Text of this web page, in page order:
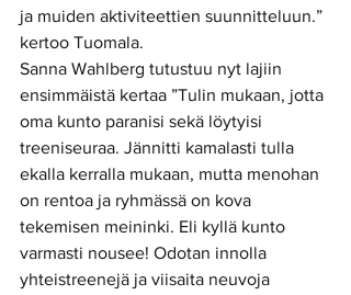
ja muiden aktiviteettien suunnitteluun.”
kertoo Tuomala.
Sanna Wahlberg tutustuu nyt lajiin
ensimmäistä kertaa ”Tulin mukaan, jotta
oma kunto paranisi sekä löytyisi
treeniseuraa. Jännitti kamalasti tulla
ekalla kerralla mukaan, mutta menohan
on rentoa ja ryhmässä on kova
tekemisen meininki. Eli kyllä kunto
varmasti nousee! Odotan innolla
yhteistreenejä ja viisaita neuvoja